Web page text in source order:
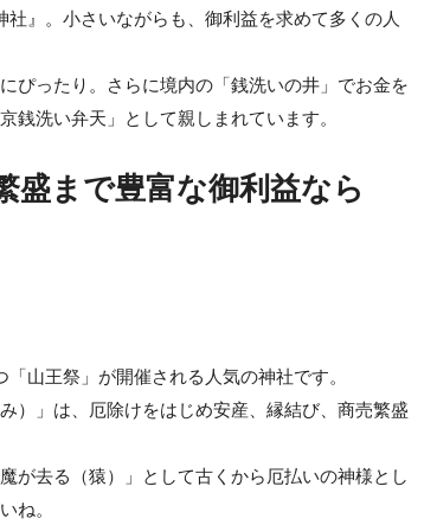
』。小さいながらも、御利益を求めて多くの人
ぴったり。さらに境内の「銭洗いの井」でお金を
銭洗い弁天」として親しまれています。
盛まで豊富な御利益なら
山王祭」が開催される人気の神社です。
）」は、厄除けをはじめ安産、縁結び、商売繁盛
が去る（猿）」として古くから厄払いの神様とし
ね。